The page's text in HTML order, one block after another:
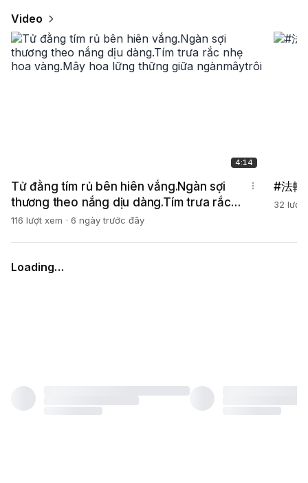
Video
4:14
Tử đằng tím rủ bên hiên vắng.Ngàn sợi
thương theo nắng dịu dàng.Tím trưa rắc
nhẹ hoa vàng.Mây hoa lững thững giữa
116 lượt xem 6 ngày trước đây
#法輪
32 lượt
Loading…